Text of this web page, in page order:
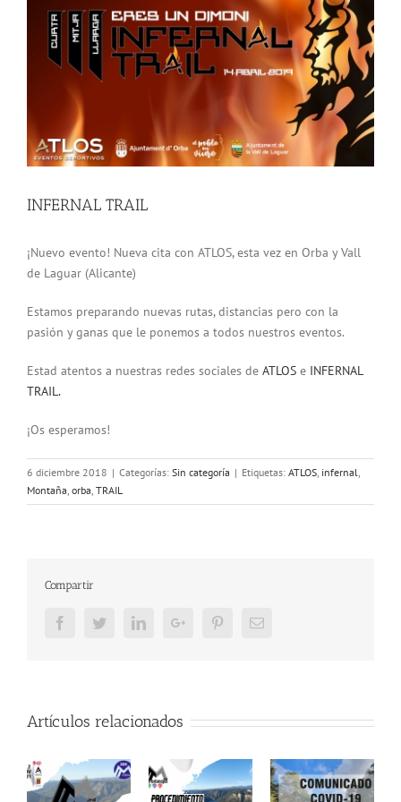
grande
INFERNAL TRAIL
¡Nuevo evento! Nueva cita con ATLOS, esta vez en Orba y Vall
de Laguar (Alicante)
Estamos preparando nuevas rutas, distancias pero con la
pasión y ganas que le ponemos a todos nuestros eventos.
Estad atentos a nuestras redes sociales de ATLOS e INFERNAL
TRAIL.
¡Os esperamos!
6 diciembre 2018 | Categorías: Sin categoría | Etiquetas: ATLOS, infernal,
Montaña, orba, TRAIL
Compartir
FacebookTwitterLinkedInGoogle+ PinterestEmail
Artículos relacionados